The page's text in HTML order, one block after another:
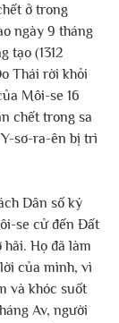
ở trong
ngày 9 tháng
tạo (1312
Thái rời khỏi
Môi-se 16
chết trong sa
sơ-ra-ên bị trì
Dân số ký
se cử đến Đất
Họ đã làm
của mình, vì
và khóc suốt
Av, người